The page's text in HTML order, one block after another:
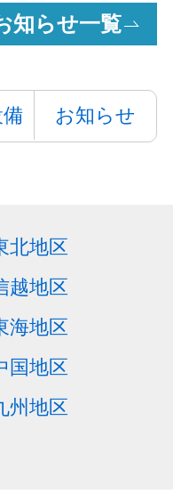
知らせ一覧
お知らせ
北地区
越地区
海地区
国地区
州地区